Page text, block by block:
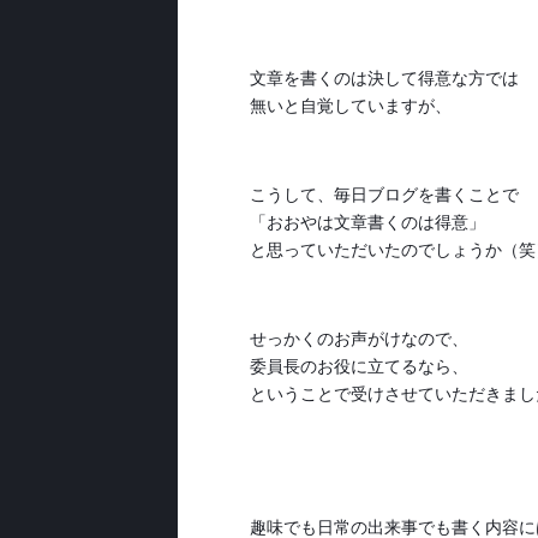
文章を書くのは決して得意な方では
無いと自覚していますが、
こうして、毎日ブログを書くことで
「おおやは文章書くのは得意」
と思っていただいたのでしょうか（笑
せっかくのお声がけなので、
委員長のお役に立てるなら、
ということで受けさせていただきま
趣味でも日常の出来事でも書く内容